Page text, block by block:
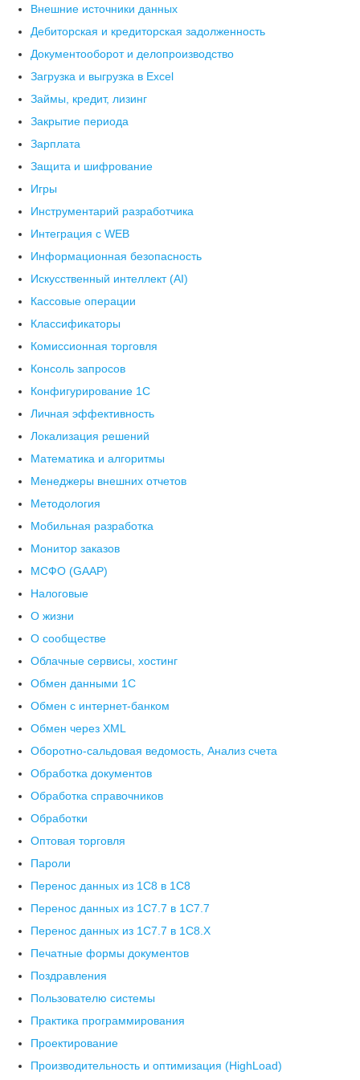
Внешние источники данных
Дебиторская и кредиторская задолженность
Документооборот и делопроизводство
Загрузка и выгрузка в Excel
Займы, кредит, лизинг
Закрытие периода
Зарплата
Защита и шифрование
Игры
Инструментарий разработчика
Интеграция с WEB
Информационная безопасность
Искусственный интеллект (AI)
Кассовые операции
Классификаторы
Комиссионная торговля
Консоль запросов
Конфигурирование 1С
Личная эффективность
Локализация решений
Математика и алгоритмы
Менеджеры внешних отчетов
Методология
Мобильная разработка
Монитор заказов
МСФО (GAAP)
Налоговые
О жизни
О сообществе
Облачные сервисы, хостинг
Обмен данными 1С
Обмен с интернет-банком
Обмен через XML
Оборотно-сальдовая ведомость, Анализ счета
Обработка документов
Обработка справочников
Обработки
Оптовая торговля
Пароли
Перенос данных из 1C8 в 1C8
Перенос данных из 1С7.7 в 1C7.7
Перенос данных из 1С7.7 в 1C8.X
Печатные формы документов
Поздравления
Пользователю системы
Практика программирования
Проектирование
Производительность и оптимизация (HighLoad)